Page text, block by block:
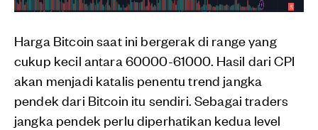
Harga Bitcoin saat ini bergerak di range yang
cukup kecil antara 60000-61000. Hasil dari CPI
akan menjadi katalis penentu trend jangka
pendek dari Bitcoin itu sendiri. Sebagai traders
jangka pendek perlu diperhatikan kedua level